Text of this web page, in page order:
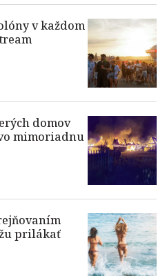
v každom
domov
mimoriadnu
prilákať